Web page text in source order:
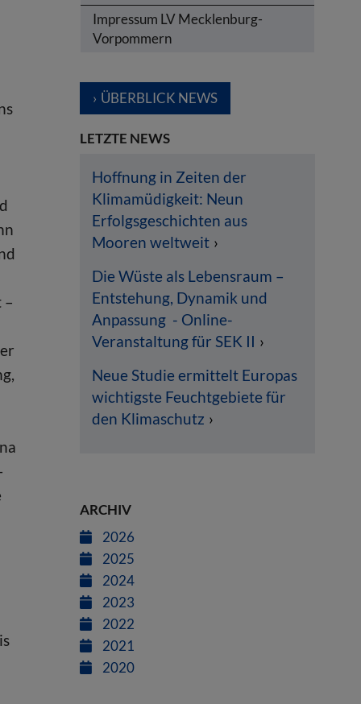
–
Impressum LV Mecklenburg-
Vorpommern
ÜBERBLICK NEWS
LETZTE NEWS
Hoffnung in Zeiten der
Klimamüdigkeit: Neun
Erfolgsgeschichten aus
Mooren weltweit
Die Wüste als Lebensraum –
Entstehung, Dynamik und
Anpassung - Online-
Veranstaltung für SEK II
Neue Studie ermittelt Europas
wichtigste Feuchtgebiete für
den Klimaschutz
ARCHIV
2026
2025
2024
2023
2022
2021
2020